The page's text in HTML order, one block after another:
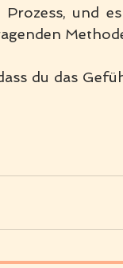
Prozess, und
du das